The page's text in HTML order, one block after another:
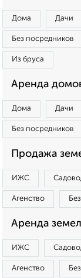
Дома Дачи
Без посредников
Из бруса
Аренда
Дома Дачи
Без посредников
Продажа
ИЖС
Агенство
Аренда
ИЖС
Агенство